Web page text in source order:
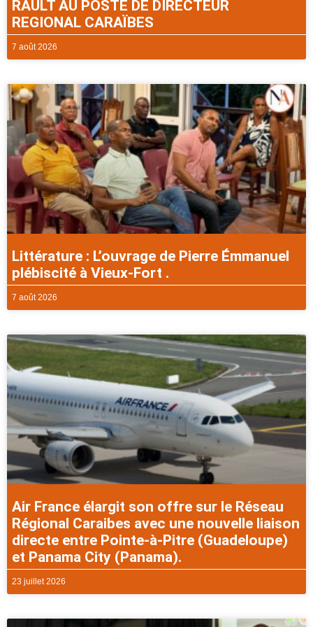
RAULT AU POSTE DE DIRECTEUR
REGIONAL CARAÏBES
7 août 2026
Littérature : L’ouvrage de Pierre Émmanuel
plébiscité à Vieux-Fort .
7 août 2026
Air France élargit son offre sur le Réseau
Régional Caraibes avec une nouvelle liaison
directe entre Pointe-à-Pitre (Guadeloupe)
et Panama City (Panama).
23 juillet 2026